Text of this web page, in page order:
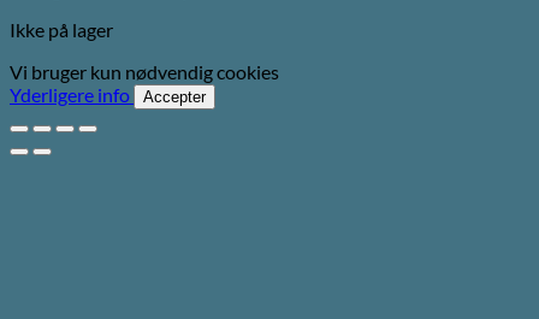
Ikke på lager
Vi bruger kun nødvendig cookies
Yderligere info
Accepter